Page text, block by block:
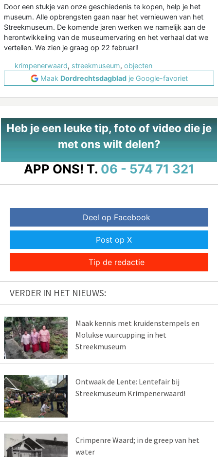
Door een stukje van onze geschiedenis te kopen, help je het
museum. Alle opbrengsten gaan naar het vernieuwen van het
Streekmuseum. De komende jaren werken we namelijk aan de
herontwikkeling van de museumervaring en het verhaal dat we
vertellen. We zien je graag op 22 februari!
krimpenerwaard, streekmuseum, objecten
Maak Dordrechtsdagbladje Google-favoriet
Heb je een leuke tip, foto of video die je
met ons wilt delen?
APP ONS! T. 06 - 574 71 321
Deel op Facebook
Post op X
Tip de redactie
VERDER IN HET NIEUWS:
Maak kennis met kruidenstempels en
Molukse vuurcupping in het
Streekmuseum
Ontwaak de Lente: Lentefair bij
Streekmuseum Krimpenerwaard!
Crimpenre Waard; in de greep van het
water